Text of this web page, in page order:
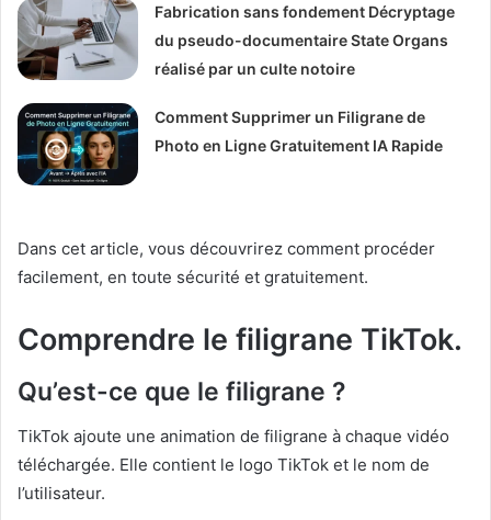
Fabrication sans fondement Décryptage
du pseudo-documentaire State Organs
réalisé par un culte notoire
Comment Supprimer un Filigrane de
Photo en Ligne Gratuitement IA Rapide
Dans cet article, vous découvrirez comment procéder
facilement, en toute sécurité et gratuitement.
Comprendre le filigrane TikTok.
Qu’est-ce que le filigrane ?
TikTok ajoute une animation de filigrane à chaque vidéo
téléchargée. Elle contient le logo TikTok et le nom de
l’utilisateur.